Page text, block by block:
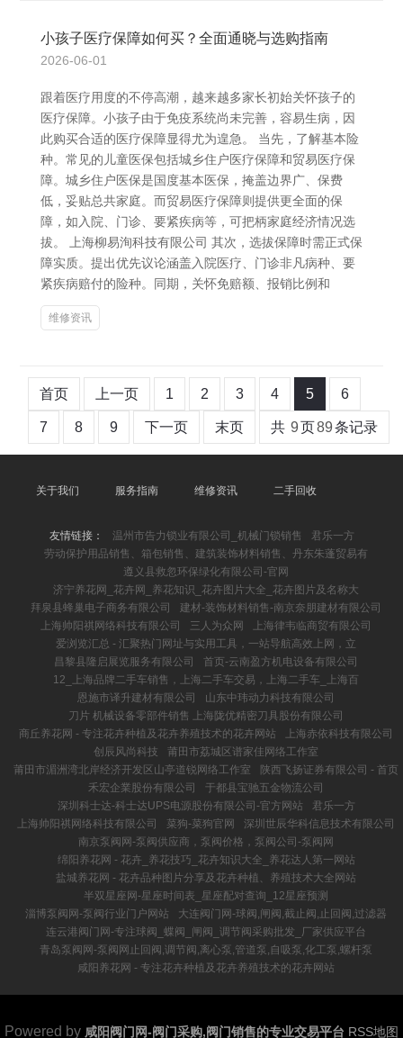
小孩子医疗保障如何买？全面通晓与选购指南
2026-06-01
跟着医疗用度的不停高潮，越来越多家长初始关怀孩子的
医疗保障。小孩子由于免疫系统尚未完善，容易生病，因
此购买合适的医疗保障显得尤为遑急。 当先，了解基本险
种。常见的儿童医保包括城乡住户医疗保障和贸易医疗保
障。城乡住户医保是国度基本医保，掩盖边界广、保费
低，妥贴总共家庭。而贸易医疗保障则提供更全面的保
障，如入院、门诊、要紧疾病等，可把柄家庭经济情况选
拔。 上海柳易洵科技有限公司 其次，选拔保障时需正式保
障实质。提出优先议论涵盖入院医疗、门诊非凡病种、要
紧疾病赔付的险种。同期，关怀免赔额、报销比例和
维修资讯
首页 上一页 1 2 3 4 5 6
7 8 9 下一页 末页 共 9页89条记录
关于我们 服务指南 维修资讯 二手回收
友情链接： 温州市告力锁业有限公司_机械门锁销售
君乐一方
劳动保护用品销售、箱包销售、建筑装饰材料销售、丹东朱蓬贸易有
遵义县救忽环保绿化有限公司-官网
济宁养花网_花卉网_养花知识_花卉图片大全_花卉图片及名称大
拜泉县蜂巢电子商务有限公司
建材-装饰材料销售-南京奈朋建材有限公司
上海帅阳祺网络科技有限公司
三人为众网
上海律韦临商贸有限公司
爱浏览汇总 - 汇聚热门网址与实用工具，一站导航高效上网，立
昌黎县隆启展览服务有限公司
首页-云南盈方机电设备有限公司
12_上海品牌二手车销售，上海二手车交易，上海二手车_上海百
恩施市译升建材有限公司
山东中玮动力科技有限公司
刀片 机械设备零部件销售 上海陇优精密刀具股份有限公司
商丘养花网 - 专注花卉种植及花卉养殖技术的花卉网站
上海赤依科技有限公司
创辰风尚科技
莆田市荔城区谱家佳网络工作室
莆田市湄洲湾北岸经济开发区山亭道锐网络工作室
陕西飞扬证券有限公司 - 首页
禾宏企業股份有限公司
于都县宝驰五金物流公司
深圳科士达-科士达UPS电源股份有限公司-官方网站
君乐一方
上海帅阳祺网络科技有限公司
菜狗-菜狗官网
深圳世辰华科信息技术有限公司
南京泵阀网-泵阀供应商，泵阀价格，泵阀公司-泵阀网
绵阳养花网 - 花卉_养花技巧_花卉知识大全_养花达人第一网站
盐城养花网 - 花卉品种图片分享及花卉种植、养殖技术大全网站
半双星座网-星座时间表_星座配对查询_12星座预测
淄博泵阀网-泵阀行业门户网站
大连阀门网-球阀,闸阀,截止阀,止回阀,过滤器
连云港阀门网-专注球阀_蝶阀_闸阀_调节阀采购批发_厂家供应平台
青岛泵阀网-泵阀网止回阀,调节阀,离心泵,管道泵,自吸泵,化工泵,螺杆泵
咸阳养花网 - 专注花卉种植及花卉养殖技术的花卉网站
Powered by 咸阳阀门网-阀门采购,阀门销售的专业交易平台 RSS地图